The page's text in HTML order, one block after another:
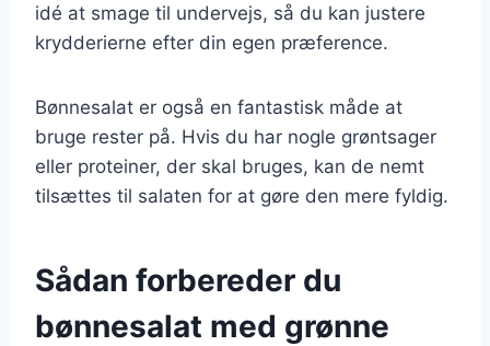
idé at smage til undervejs, så du kan justere
krydderierne efter din egen præference.
Bønnesalat er også en fantastisk måde at
bruge rester på. Hvis du har nogle grøntsager
eller proteiner, der skal bruges, kan de nemt
tilsættes til salaten for at gøre den mere fyldig.
Sådan forbereder du
bønnesalat med grønne